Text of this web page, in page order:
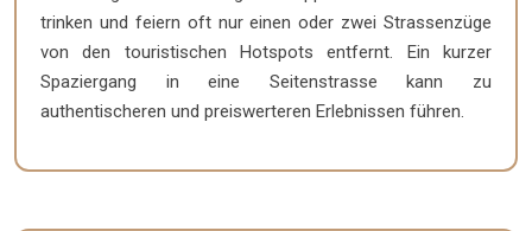
trinken und feiern oft nur einen oder zwei Strassenzüge
von den touristischen Hotspots entfernt. Ein kurzer
Spaziergang in eine Seitenstrasse kann zu
authentischeren und preiswerteren Erlebnissen führen.